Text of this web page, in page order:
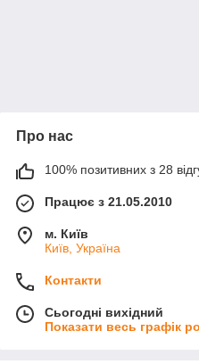
Про нас
100% позитивних з 28
Працює з 21.05.2010
м. Київ
Київ, Україна
Контакти
Сьогодні вихідний
Показати весь графік